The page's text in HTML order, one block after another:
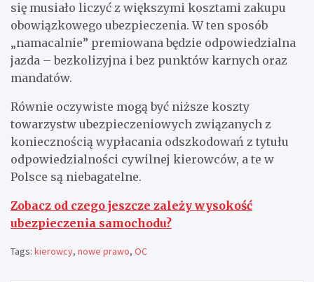
się musiało liczyć z większymi kosztami zakupu
obowiązkowego ubezpieczenia. W ten sposób
„namacalnie” premiowana będzie odpowiedzialna
jazda – bezkolizyjna i bez punktów karnych oraz
mandatów.
Równie oczywiste mogą być niższe koszty
towarzystw ubezpieczeniowych związanych z
koniecznością wypłacania odszkodowań z tytułu
odpowiedzialności cywilnej kierowców, a te w
Polsce są niebagatelne.
Zobacz od czego jeszcze zależy wysokość
ubezpieczenia samochodu?
Tags: kierowcy, nowe prawo, OC